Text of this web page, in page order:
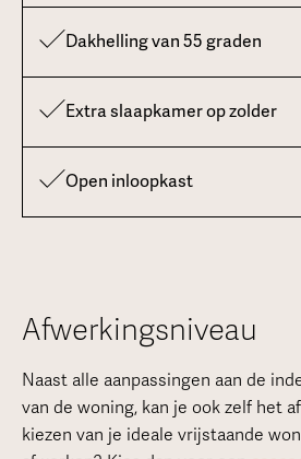
Dakhelling van 55 graden
Extra slaapkamer op zolder
Open inloopkast
Afwerkingsniveau
Naast alle aanpassingen aan de
van de woning, kan je ook zelf het
kiezen van je ideale vrijstaande